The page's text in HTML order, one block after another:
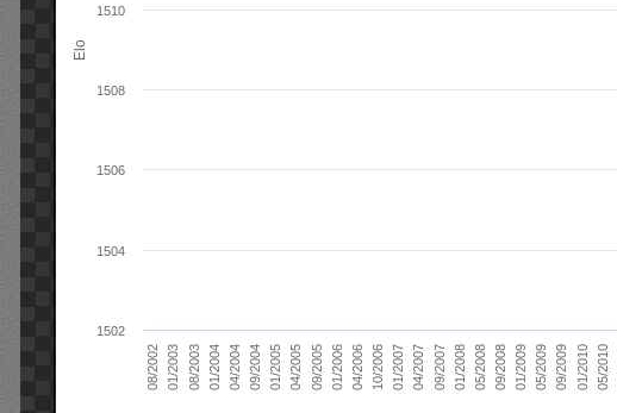
Elo
08/2002 01/2003 08/2003 01/2004 04/2004 09/2004 01/2005 04/2005 09/2005 01/2006 04/2006 10/2006 01/2007 04/2007 09/2007 01/2008 05/2008 09/2008 01/2009 05/2009 09/2009 01/2010 05/2010
1502
1504
1506
1508
1510